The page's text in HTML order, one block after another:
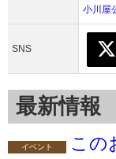
小川屋
SNS
最新情報
イベント この